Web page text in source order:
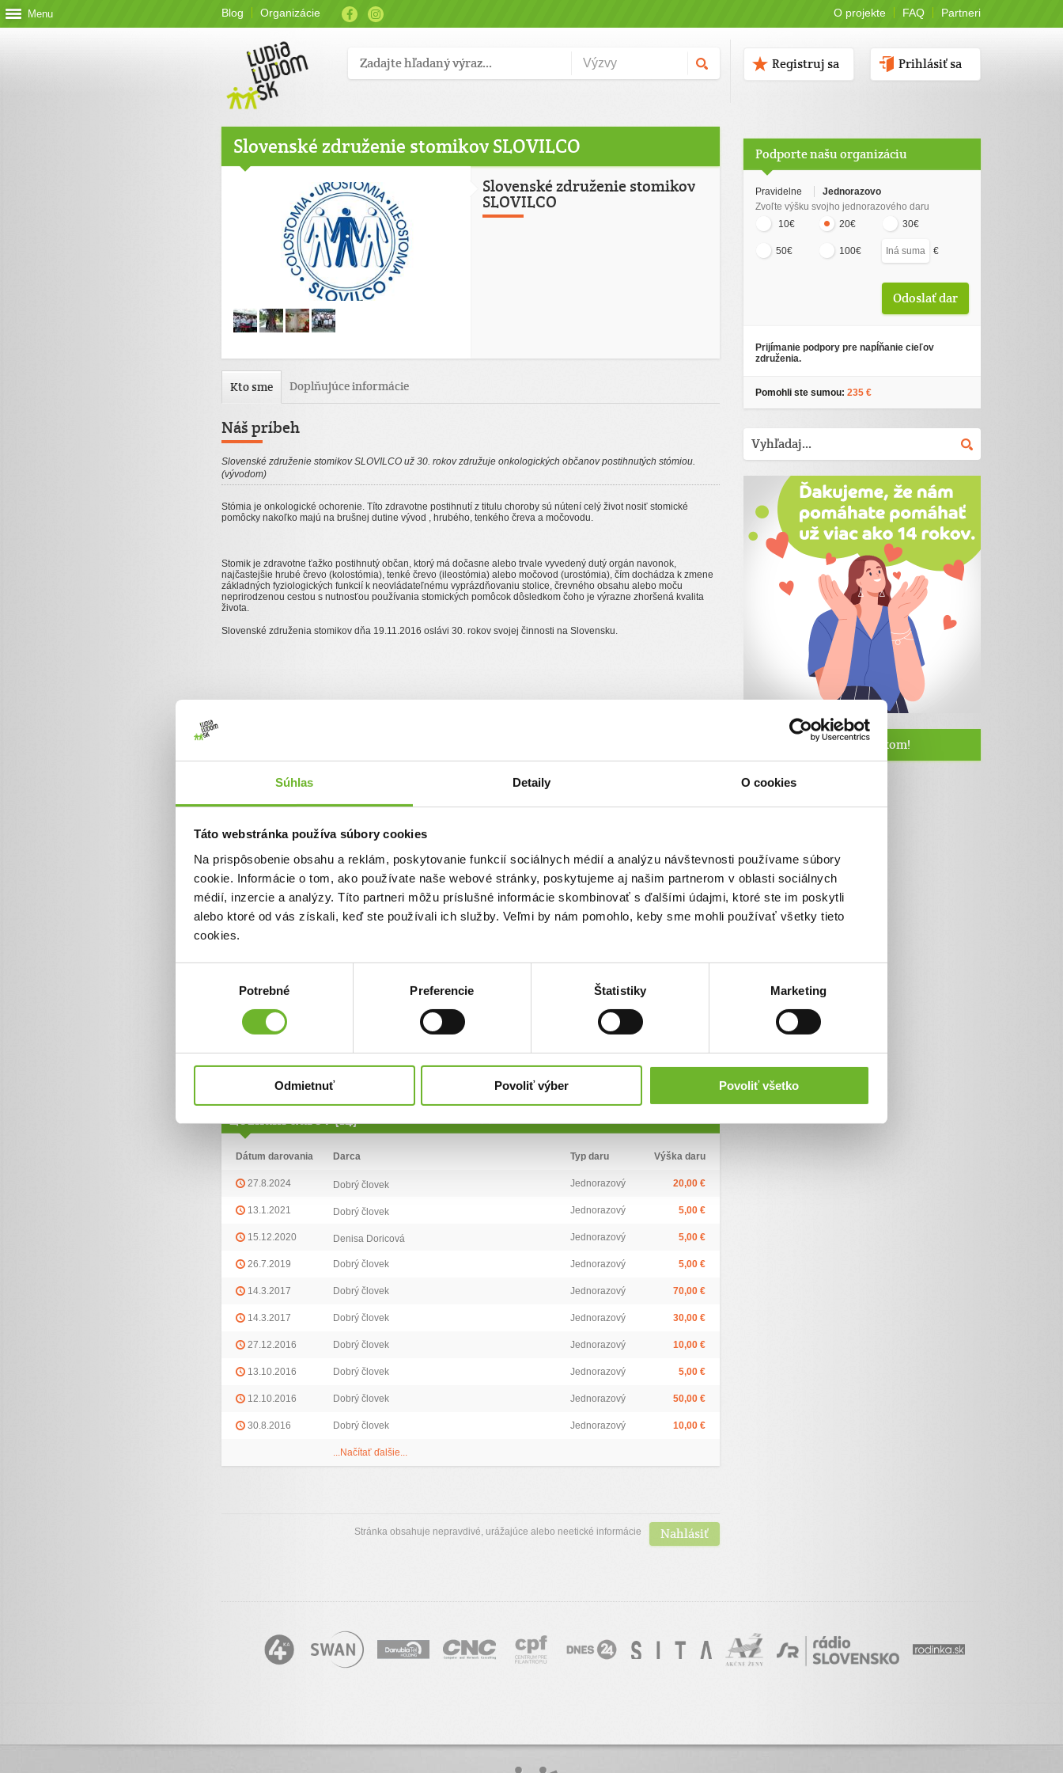
Súhlas Detaily O cookies
Táto webstránka používa súbory cookies
Na prispôsobenie obsahu a reklám, poskytovanie funkcií sociálnych médií a analýzu návštevnosti používame súbory
cookie. Informácie o tom, ako používate naše webové stránky, poskytujeme aj našim partnerom v oblasti sociálnych
médií, inzercie a analýzy. Títo partneri môžu príslušné informácie skombinovať s ďalšími údajmi, ktoré ste im poskytli
alebo ktoré od vás získali, keď ste používali ich služby. Veľmi by nám pomohlo, keby sme mohli používať všetky tieto
cookies.
Potrebné Preferencie Štatistiky Marketing
Odmietnuť Povoliť výber Povoliť všetko
Menu Blog Organizácie O projekte FAQ Partneri
Prihlásiť sa
Registruj sa
Slovenské združenie stomikov SLOVILCO
Slovenské združenie stomikov
SLOVILCO
Kto sme Doplňujúce informácie
Náš príbeh
Slovenské združenie stomikov SLOVILCO už 30. rokov združuje onkologických občanov postihnutých stómiou.
(vývodom)
Stómia je onkologické ochorenie. Títo zdravotne postihnutí z titulu choroby sú nútení celý život nosiť stomické
pomôcky nakoľko majú na brušnej dutine vývod , hrubého, tenkého čreva a močovodu.
Stomik je zdravotne ťažko postihnutý občan, ktorý má dočasne alebo trvale vyvedený dutý orgán navonok,
najčastejšie hrubé črevo (kolostómia), tenké črevo (ileostómia) alebo močovod (urostómia), čím dochádza k zmene
základných fyziologických funkcií k neovládateľnému vyprázdňovaniu stolice, črevného obsahu alebo moču
neprirodzenou cestou s nutnosťou používania stomických pomôcok dôsledkom čoho je výrazne zhoršená kvalita
života.
Slovenské združenia stomikov dňa 19.11.2016 oslávi 30. rokov svojej činnosti na Slovensku.
Facebook
www.facebook.com/slovilco.sk
www.slovilco.sk
Zoznam darov (14)
Dátum darovania Darca Typ daru Výška daru
27.8.2024 Dobrý človek Jednorazový 20,00 €
13.1.2021 Dobrý človek Jednorazový 5,00 €
15.12.2020 Denisa Doricová Jednorazový 5,00 €
26.7.2019 Dobrý človek Jednorazový 5,00 €
14.3.2017 Dobrý človek Jednorazový 70,00 €
14.3.2017 Dobrý človek Jednorazový 30,00 €
27.12.2016 Dobrý človek Jednorazový 10,00 €
13.10.2016 Dobrý človek Jednorazový 5,00 €
12.10.2016 Dobrý človek Jednorazový 50,00 €
30.8.2016 Dobrý človek Jednorazový 10,00 €
...Načítať ďalšie...
Nahlásiť
Stránka obsahuje nepravdivé, urážajúce alebo neetické informácie
Podporte našu organizáciu
Pravidelne
Jednorazovo
Zvoľte výšku svojho jednorazového daru
10€
20€ 30€
50€ 100€ €
Prijímanie podpory pre napĺňanie cieľov
združenia.
Pomohli ste sumou: 235 €
Staňte sa naším fanúšikom!